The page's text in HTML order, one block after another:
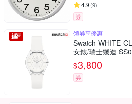
4.9 (9)
券
領券享優惠
Swatch WHITE
女錶/瑞士製造
$3,800
券